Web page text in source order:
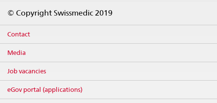
© Copyright Swissmedic 2019
Contact
Media
Job vacancies
eGov portal (applications)